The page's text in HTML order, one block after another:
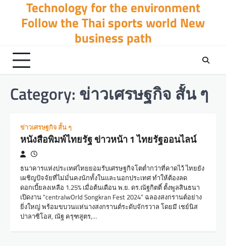
content
Technology for the environment
Follow the Thai sports world New
business path
Category: ข่าวเศรษฐกิจ สั้น ๆ
ข่าวเศรษฐกิจ สั้น ๆ
หนังสือพิมพ์ไทยรัฐ ข่าวหน้า 1 ไทยรัฐออนไลน์
ธนาคารแห่งประเทศไทยยอมรับเศรษฐกิจโตต่ำกว่าที่คาดไว้ ไทยยัง
เผชิญปัจจัยที่ไม่มั่นคงนักทั้งในและนอกประเทศ ทำให้ต้องลด
ดอกเบี้ยลงเหลือ 1.25% เมื่อต้นเดือน พ.ย. ดร.ณัฐกิตติ์ ตั้งพูลสินธนา
เปิดงาน “centralwOrld Songkran Fest 2024” ฉลองสงกรานต์อย่าง
ยิ่งใหญ่ พร้อมขบวนแห่นางสงกรานต์ระดับจักรวาล โดยมี เชย์นิส
ปาลาซิโอส, ณัฐ ครุฑสูตร,…